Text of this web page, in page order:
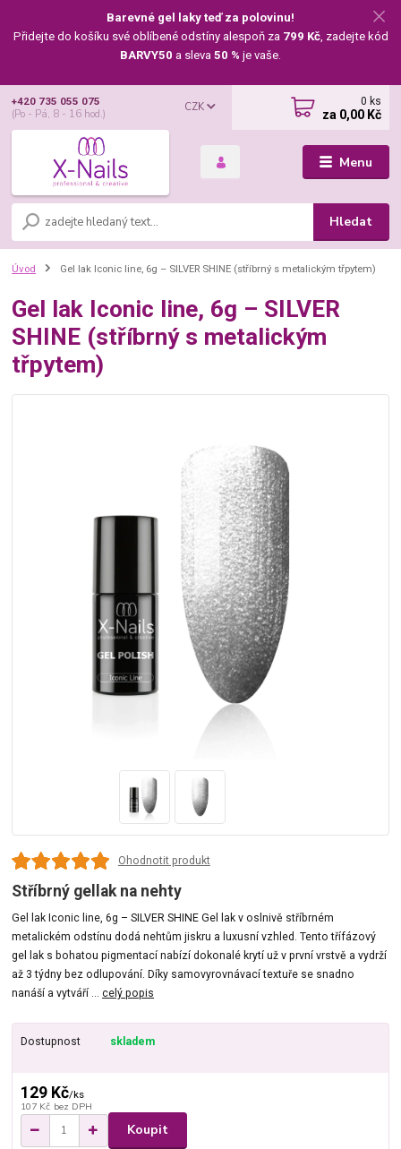
Barevné gel laky teď za polovinu!
Přidejte do košíku své oblíbené odstíny alespoň za 799 Kč, zadejte kód
BARVY50 a sleva 50 % je vaše.
Menu
CZK
Hledat
+420 735 055 075
(Po - Pá, 8 - 16 hod.)
0 ks
za 0,00 Kč
Úvod Gel lak Iconic line, 6g – SILVER SHINE (stříbrný s metalickým třpytem)
Gel lak Iconic line, 6g – SILVER
SHINE (stříbrný s metalickým
třpytem)
Ohodnotit produkt
Stříbrný gellak na nehty
Gel lak Iconic line, 6g – SILVER SHINE Gel lak v oslnivě stříbrném
metalickém odstínu dodá nehtům jiskru a luxusní vzhled. Tento třífázový
gel lak s bohatou pigmentací nabízí dokonalé krytí už v první vrstvě a vydrží
až 3 týdny bez odlupování. Díky samovyrovnávací textuře se snadno
nanáší a vytváří ...celý popis
Dostupnost skladem
129 Kč/ks
107 Kč bez DPH
Koupit